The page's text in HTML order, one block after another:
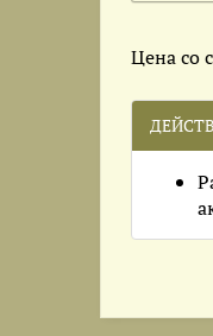
Цена со